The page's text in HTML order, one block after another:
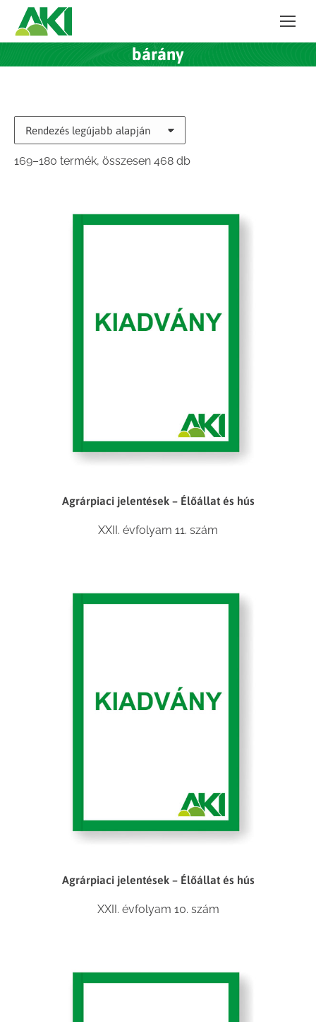
bárány
169–180 termék, összesen 468 dbSorted
Agrárpiaci jelentések – Élőállat és hús
XXII. évfolyam 11. szám
Agrárpiaci jelentések – Élőállat és hús
XXII. évfolyam 10. szám